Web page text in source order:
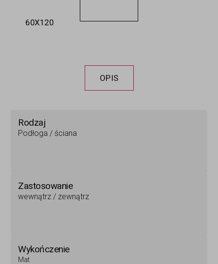
60X120
OPIS
Rodzaj
Podłoga / ściana
Zastosowanie
wewnątrz / zewnątrz
Wykończenie
Mat